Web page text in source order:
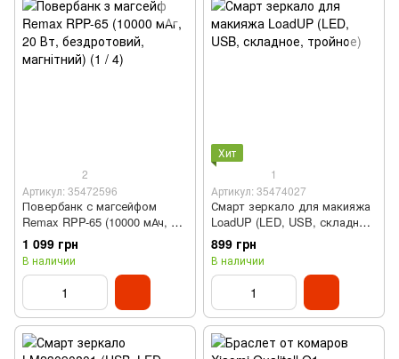
2
Артикул: 35472596
Повербанк с магсейфом
Remax RPP-65 (10000 мАч, 20
Вт, беспроводной,
магнитный)
1 099 грн
В наличии
Хит
1
Артикул: 35474027
Смарт зеркало для макияжа
LoadUP (LED, USB, складное,
тройное)
899 грн
В наличии